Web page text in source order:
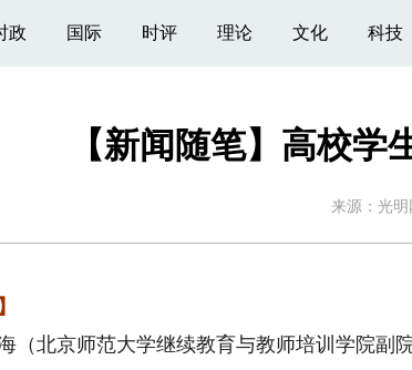
政 国际 时评 理论 文化 科技
【新闻随笔】高校
来源： 光明
北京师范大学继续教育与教师培训学院副院